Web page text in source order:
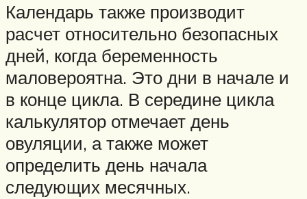
Календарь также производит
расчет относительно безопасных
дней, когда беременность
маловероятна. Это дни в начале и
в конце цикла. В середине цикла
калькулятор отмечает день
овуляции, а также может
определить день начала
следующих месячных.